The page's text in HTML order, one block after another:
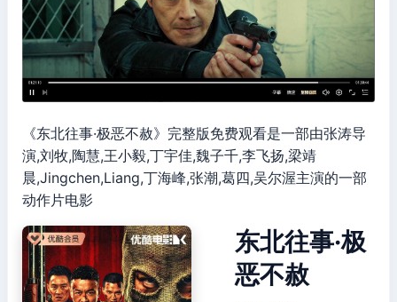
《东北往事·极恶不赦》完整版免费观看是一部由张涛导
演,刘牧,陶慧,王小毅,丁宇佳,魏子千,李飞扬,梁靖
晨,Jingchen,Liang,丁海峰,张潮,葛四,吴尔渥主演的一部
动作片电影
东北往事·极
恶不赦